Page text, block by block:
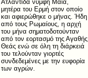
Ατλαντίδα νύμφη Μαία,
μητέρα του Ερμή στον οποίο
και αφιερώθηκε ο μήνας. Ήδη
από τους Ρωμαίους, η αρχή
του μήνα σηματοδοτούνταν
από τον εορτασμό της Αγαθής
Θεάς ενώ σε όλη τη διάρκειά
του τελούνταν γιορτές
συνδεδεμένες με την ευφορία
των αγρών.